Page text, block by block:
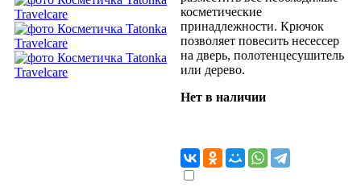
косметические
принадлежности. Крючок
позволяет повесить несессер
на дверь, полотенцесушитель
или дерево.
Нет в наличии